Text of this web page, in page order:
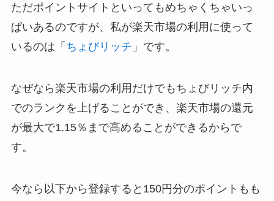
ただポイントサイトといってもめちゃくちゃいっ
ぱいあるのですが、私が楽天市場の利用に使って
いるのは「 ちょびリッチ 」です。
なぜなら楽天市場の利用だけでもちょびリッチ内
でのランクを上げることができ、楽天市場の還元
が最大で1.15％まで高めることができるからで
す。
今なら以下から登録すると150円分のポイントもも